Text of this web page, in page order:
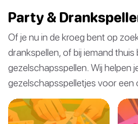
Party &
Of je nu in de kroeg bent op
drankspellen, of bij iemand
gezelschapsspellen. Wij helpen
gezelschapsspelletjes voor een